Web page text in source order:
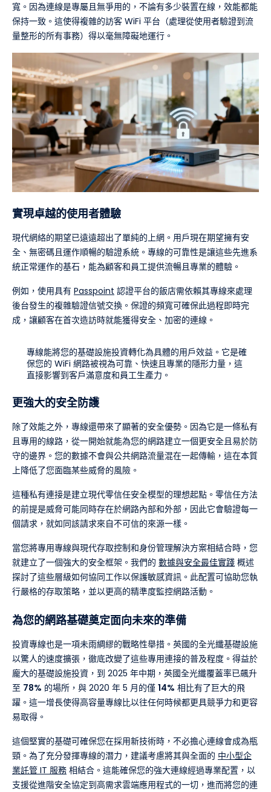
寬。因為連線是專屬且無爭用的，不論有多少裝置在線，效能都能
保持一致。這使得複雜的訪客 WiFi 平台（處理從使用者驗證到流
量整形的所有事務）得以毫無障礙地運行。
實現卓越的使用者體驗
現代網絡的期望已遠遠超出了單純的上網。用戶現在期望擁有安
全、無密碼且運作順暢的驗證系統。專線的可靠性是讓這些先進系
統正常運作的基石，能為顧客和員工提供流暢且專業的體驗。
例如，使用具有 Passpoint 認證平台的飯店需依賴其專線來處理
後台發生的複雜驗證信號交換。保證的頻寬可確保此過程即時完
成，讓顧客在首次造訪時就能獲得安全、加密的連線。
專線能將您的基礎設施投資轉化為具體的用戶效益。它是確
保您的 WiFi 網路被視為可靠、快速且專業的隱形力量，這
直接影響到客戶滿意度和員工生產力。
更強大的安全防護
除了效能之外，專線還帶來了顯著的安全優勢。因為它是一條私有
且專用的線路，從一開始就能為您的網路建立一個更安全且易於防
守的邊界。您的數據不會與公共網路流量混在一起傳輸，這在本質
上降低了您面臨某些威脅的風險。
這種私有連接是建立現代零信任安全模型的理想起點。零信任方法
的前提是威脅可能同時存在於網路內部和外部，因此它會驗證每一
個請求，就如同該請求來自不可信的來源一樣。
當您將專用專線與現代存取控制和身份管理解決方案相結合時，您
就建立了一個強大的安全框架。我們的 數據與安全最佳實踐 概述
探討了這些層級如何協同工作以保護敏感資訊。此配置可協助您執
行嚴格的存取策略，並以更高的精準度監控網路活動。
為您的網路基礎奠定面向未來的準備
投資專線也是一項未雨綢繆的戰略性舉措。英國的全光纖基礎設施
以驚人的速度擴張，徹底改變了這些專用連接的普及程度。得益於
龐大的基礎設施投資，到 2025 年中期，英國全光纖覆蓋率已飆升
至 78% 的場所，與 2020 年 5 月的僅 14% 相比有了巨大的飛
躍。這一增長使得高容量專線比以往任何時候都更具競爭力和更容
易取得。
這個堅實的基礎可確保您在採用新技術時，不必擔心連線會成為瓶
頸。為了充分發揮專線的潛力，建議考慮將其與全面的 中小型企
業託管 IT 服務 相結合。這能確保您的強大連線經過專業配置，以
支援從進階安全協定到高需求雲端應用程式的一切，進而將您的連